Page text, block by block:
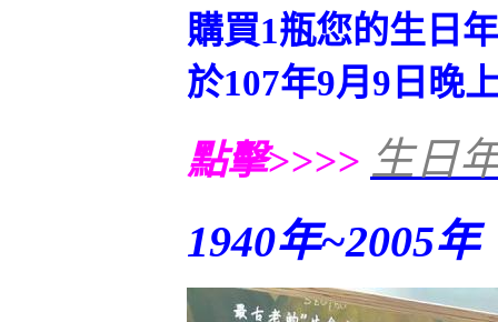
購買1瓶您的生日
於107年9月9日晚
點擊>>>> 生日
1940年~2005年